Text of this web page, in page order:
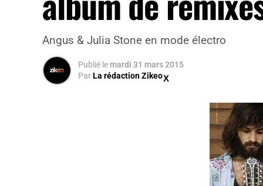
Angus & Julia Stone en mode électro
Publié le mardi 31 mars 2015
ParLa rédaction Zikeo